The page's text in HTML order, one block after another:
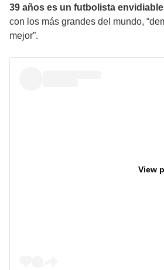
39 años es un futbolista envidiable
con los más grandes del mundo,
mejor”.
View